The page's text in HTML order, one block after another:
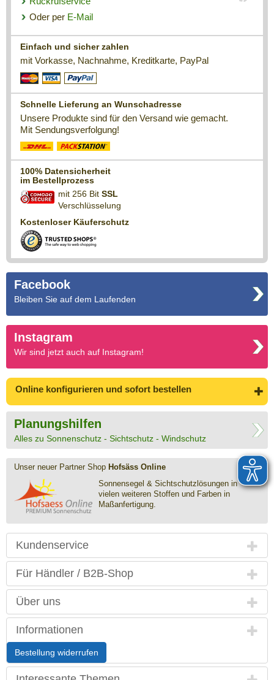
Oder per E-Mail
Einfach und sicher zahlen
mit Vorkasse, Nachnahme, Kreditkarte, PayPal
Schnelle Lieferung an Wunschadresse
Unsere Produkte sind für den Versand wie gemacht.
Mit Sendungsverfolgung!
100% Datensicherheit
im Bestellprozess
mit 256 Bit SSL
Verschlüsselung
Kostenloser Käuferschutz
Facebook
Bleiben Sie auf dem Laufenden
Instagram
Wir sind jetzt auch auf Instagram!
Online konfigurieren und sofort bestellen
Planungshilfen
Alles zu Sonnenschutz - Sichtschutz - Windschutz
Unser neuer Partner Shop Hofsäss Online
Sonnensegel & Sichtschutz­lösungen in
vielen weiteren Stoffen und Farben in
Maßanfertigung.
Kundenservice
Für Händler / B2B-Shop
Über uns
Informationen
Bestellung widerrufen